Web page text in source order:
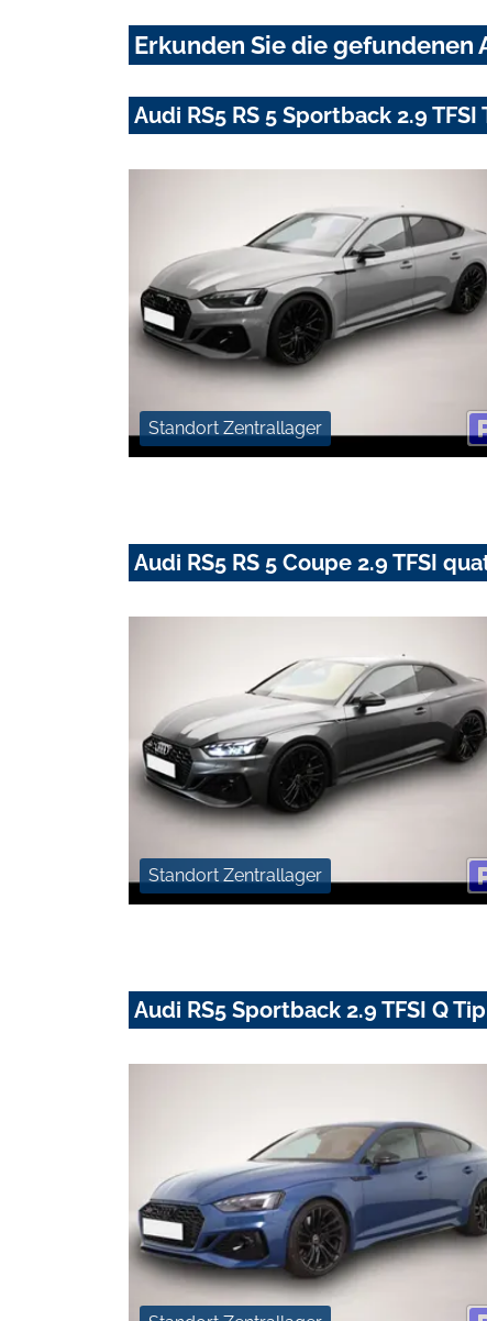
Erkunden Sie die gefundenen
Audi RS5 RS 5 Sportback 2.9
Standort Zentrallager
Audi RS5 RS 5 Coupe 2.9 TFSI
Standort Zentrallager
Audi RS5 Sportback 2.9 TFSI Q